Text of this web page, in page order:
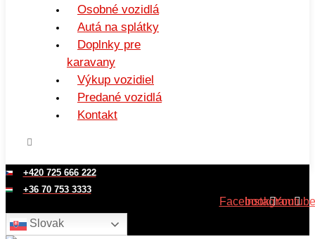
Osobné vozidlá
Autá na splátky
Doplnky pre
karavany
Výkup vozidiel
Predané vozidlá
Kontakt
+420 725 666 222
+36 70 753 3333
FacebookInstagramYoutube
Slovak